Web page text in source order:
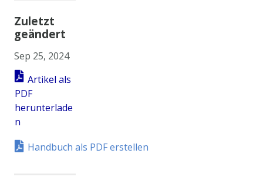
Zuletzt
geändert
Sep 25, 2024
Artikel als
PDF
herunterlade
n
Handbuch als PDF erstellen